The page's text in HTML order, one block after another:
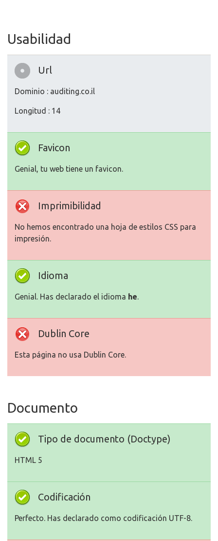
Usabilidad
Url
Dominio : auditing.co.il
Longitud : 14
Favicon
Genial, tu web tiene un favicon.
Imprimibilidad
No hemos encontrado una hoja de estilos CSS para
impresión.
Idioma
Genial. Has declarado el idioma he.
Dublin Core
Esta página no usa Dublin Core.
Documento
Tipo de documento (Doctype)
HTML 5
Codificación
Perfecto. Has declarado como codificación UTF-8.